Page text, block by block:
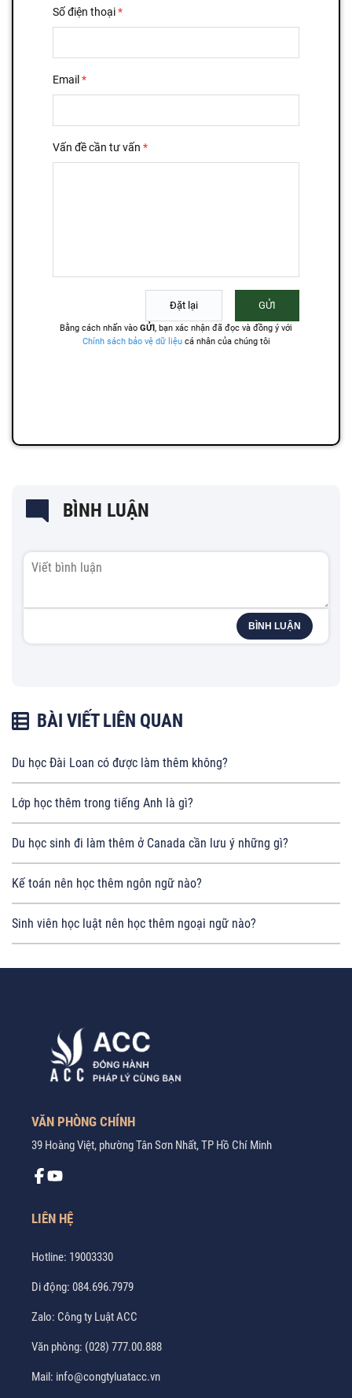
BÌNH LUẬN
BÌNH LUẬN
BÀI VIẾT LIÊN QUAN
Du học Đài Loan có được làm thêm không?
Lớp học thêm trong tiếng Anh là gì?
Du học sinh đi làm thêm ở Canada cần lưu ý những gì?
Kế toán nên học thêm ngôn ngữ nào?
Sinh viên học luật nên học thêm ngoại ngữ nào?
VĂN PHÒNG CHÍNH
39 Hoàng Việt, phường Tân Sơn Nhất, TP Hồ Chí Minh
LIÊN HỆ
Hotline: 19003330
Di động: 084.696.7979
Zalo: Công ty Luật ACC
Văn phòng: (028) 777.00.888
Mail: info@congtyluatacc.vn